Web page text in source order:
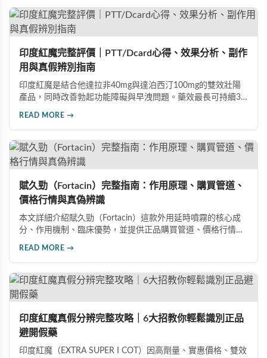
高的男性保健品選擇。
印度紅魔完整評價｜PTT/Dcard心得、效果分析、副作
用與真假辨別指南
印度紅魔是結合他達拉非40mg與達泊西汀100mg的雙效壯陽
產品，同時改善勃起功能障礙與早洩問題。藥效最長可持續36
READ MORE →
賦久勁（Fortacin）完整指南：作用原理、購買管道、
價格行情與真偽辨識
本文詳細介紹賦久勁（Fortacin）這款外用延時噴霧的核心成
分、作用機制、臨床優勢，並提供正品購買管道、價格行情比
READ MORE →
印度紅魔真假分辨完整攻略｜6大招教你輕鬆識別正品
避開假藥
印度紅魔（EXTRA SUPER I COT）因高劑量、實惠價格、雙效